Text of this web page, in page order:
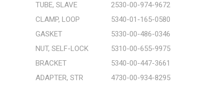
Bobin
Pil, Akü ve Şarj Cihazları
GAIA
TUBE, SLAVE
2530-00-974-9672
CLAMP, LOOP
5340-01-165-0580
GASKET
5330-00-486-0346
NUT, SELF-LOCK
5310-00-655-9975
BRACKET
5340-00-447-3661
ADAPTER, STR
4730-00-934-8295